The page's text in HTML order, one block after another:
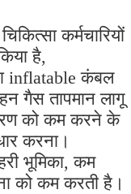
कर्मचारियों
है,
inflatable कंबल
गैस तापमान लागू
को कम करने के
करना।
भूमिका, कम
को कम करती है।